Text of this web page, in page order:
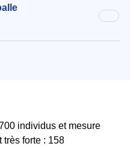
individus et mesure
très forte : 158